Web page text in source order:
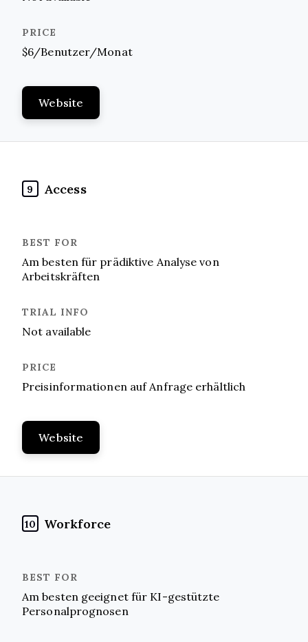
$6/Benutzer/Monat
Website
9 Access
Am besten für prädiktive Analyse von
Arbeitskräften
Not available
Preisinformationen auf Anfrage erhältlich
Website
10 Workforce
Am besten geeignet für KI-gestützte
Personalprognosen